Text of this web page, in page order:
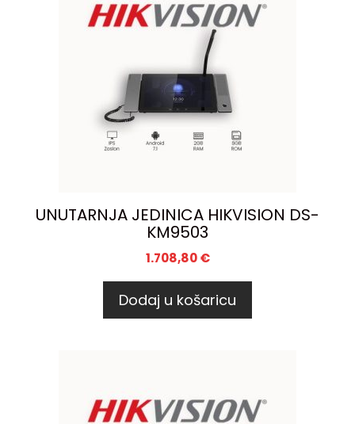
UNUTARNJA JEDINICA HIKVISION DS-
KM9503
1.708,80€
Dodaj u košaricu